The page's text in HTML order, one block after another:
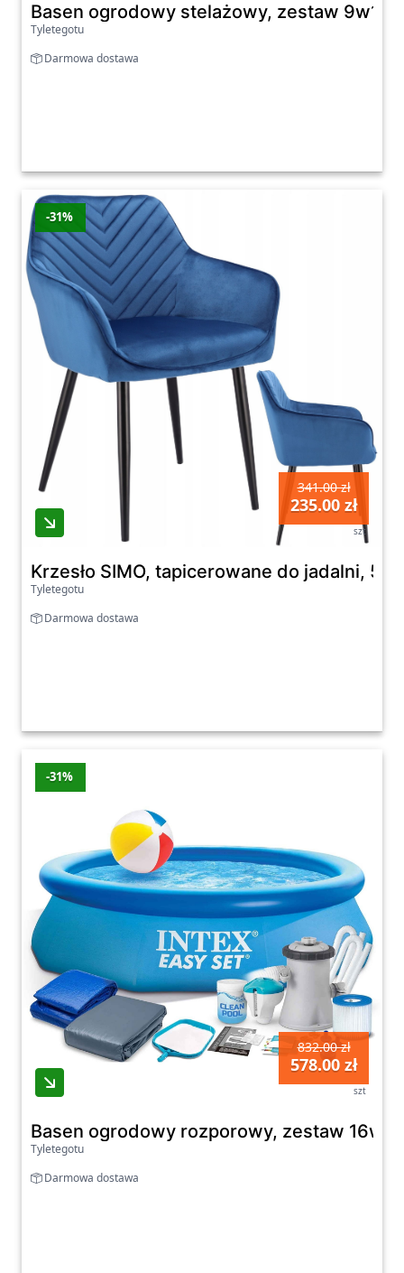
Basen ogrodowy stelażowy, zestaw 9w1,
Tyletegotu
Darmowa dostawa
-31%
341.00 zł
235.00 zł
szt
Krzesło SIMO, tapicerowane do jadalni,
Tyletegotu
Darmowa dostawa
-31%
832.00 zł
578.00 zł
szt
Basen ogrodowy rozporowy, zestaw
Tyletegotu
Darmowa dostawa